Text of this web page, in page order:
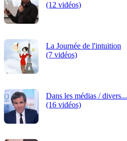
(12 vidéos)
La Journée de l'intuition
(7 vidéos)
Dans les médias / divers...
(16 vidéos)